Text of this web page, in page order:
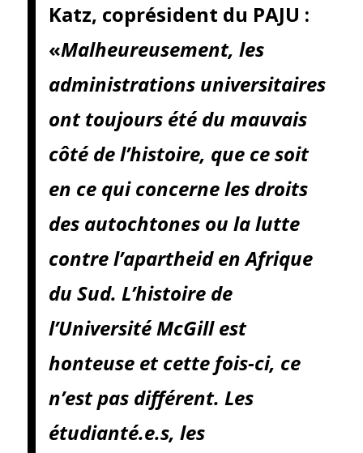
Katz, coprésident du PAJU :
«Malheureusement, les
administrations universitaires
ont toujours été du mauvais
côté de l’histoire, que ce soit
en ce qui concerne les droits
des autochtones ou la lutte
contre l’apartheid en Afrique
du Sud. L’histoire de
l’Université McGill est
honteuse et cette fois-ci, ce
n’est pas différent. Les
étudianté.e.s, les